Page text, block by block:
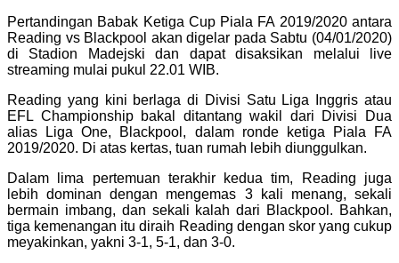
Pertandingan Babak Ketiga Cup Piala FA 2019/2020 antara
Reading vs Blackpool akan digelar pada Sabtu (04/01/2020)
di Stadion Madejski dan dapat disaksikan melalui live
streaming mulai pukul 22.01 WIB.
Reading yang kini berlaga di Divisi Satu Liga Inggris atau
EFL Championship bakal ditantang wakil dari Divisi Dua
alias Liga One, Blackpool, dalam ronde ketiga Piala FA
2019/2020. Di atas kertas, tuan rumah lebih diunggulkan.
Dalam lima pertemuan terakhir kedua tim, Reading juga
lebih dominan dengan mengemas 3 kali menang, sekali
bermain imbang, dan sekali kalah dari Blackpool. Bahkan,
tiga kemenangan itu diraih Reading dengan skor yang cukup
meyakinkan, yakni 3-1, 5-1, dan 3-0.